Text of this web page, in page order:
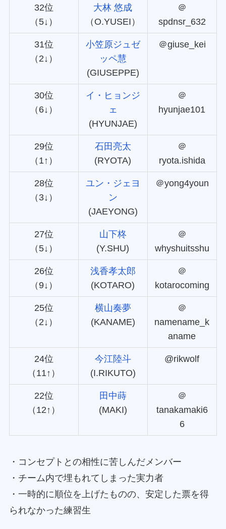
32位
（5↓）
大林 悠成
（O.YUSEI）
＠
spdnsr_632
31位
（2↓）
小笠原ジュゼ
ッペ慧
(GIUSEPPE)
＠giuse_kei
30位
（6↓）
イ・ヒョンジ
ェ
(HYUNJAE)
＠
hyunjae101
29位
（1↑）
石田亮太
(RYOTA)
＠
ryota.ishida
28位
（3↓）
ユン・ジェヨ
ン
(JAEYONG)
＠yong4youn
27位
（5↓）
山下柊
(Y.SHU)
＠
whyshuitsshu
26位
（9↓）
浅香孝太郎
(KOTARO)
＠
kotarocoming
25位
（2↓）
横山奏夢
(KANAME)
＠
namename_k
aname
24位
（11↑）
今江陸斗
(I.RIKUTO)
@rikwolf
22位
（12↑）
田中蒔
(MAKI)
＠
tanakamaki6
6
・コンセプトとの相性に苦しんだメンバー
・チーム内で埋もれてしまった実力者
・一時的に順位を上げたものの、安定した票を得
られなかった練習生